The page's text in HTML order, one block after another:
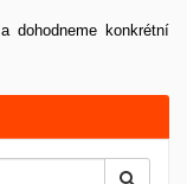
a dohodneme konkrétní